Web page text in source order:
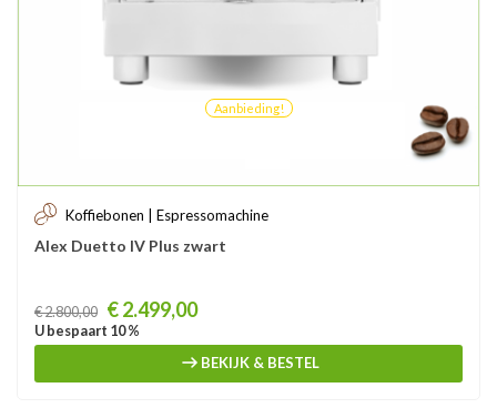
Aanbieding!
Koffiebonen | Espressomachine
Alex Duetto IV Plus zwart
Prijs
€ 2.800,00 € 2.499,00
U bespaart 10 %
BEKIJK & BESTEL